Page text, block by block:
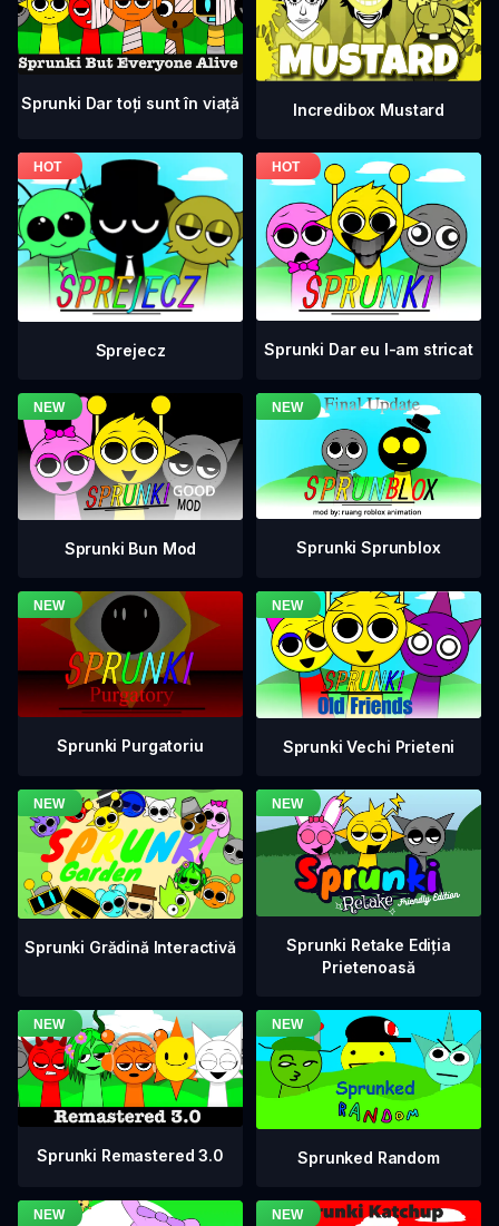
Sprunki Dar toți sunt în viață Incredibox Mustard
Sprejecz Sprunki Dar eu l-am stricat
Sprunki Bun Mod Sprunki Sprunblox
Sprunki Purgatoriu Sprunki Vechi Prieteni
Sprunki Grădină Interactivă
Sprunki Retake Ediția
Prietenoasă
Sprunki Remastered 3.0 Sprunked Random